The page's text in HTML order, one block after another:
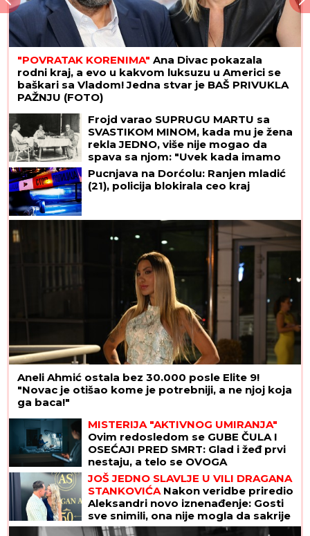
"POVRATAK KORENIMA" Ana Divac pokazala
rodni kraj, a evo u kakvom luksuzu u Americi se
baškari sa Vladom! Jedna stvar je BAŠ PRIVUKLA
PAŽNJU (FOTO)
Frojd varao SUPRUGU MARTU sa
SVASTIKOM MINOM, kada mu je žena
rekla JEDNO, više nije mogao da
spava sa njom: "Uvek kada imamo
INTIMNE ODNOSE, ja zamišljam...",
posle NJENE SMRTI pao u očaj
Pucnjava na Dorćolu: Ranjen mladić
(21), policija blokirala ceo kraj
Aneli Ahmić ostala bez 30.000 posle Elite 9!
"Novac je otišao kome je potrebniji, a ne njoj koja
ga baca!"
MISTERIJA "AKTIVNOG UMIRANJA"
Ovim redosledom se GUBE ČULA I
OSEĆAJI PRED SMRT: Glad i žeđ prvi
nestaju, a telo se OVOGA
POSLEDNJE ODRIČE, tvrde
NEURONAUČNICI
JOŠ JEDNO SLAVLJE U VILI DRAGANA
STANKOVIĆANakon veridbe priredio
Aleksandri novo iznenađenje: Gosti
sve snimili, ona nije mogla da sakrije
šok (Video)